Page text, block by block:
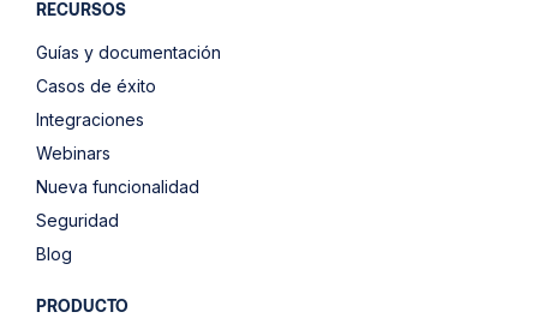
RECURSOS
Guías y documentación
Casos de éxito
Integraciones
Webinars
Nueva funcionalidad
Seguridad
Blog
PRODUCTO